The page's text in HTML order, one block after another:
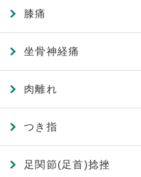
膝痛
坐骨神経痛
肉離れ
つき指
足関節(足首)捻挫